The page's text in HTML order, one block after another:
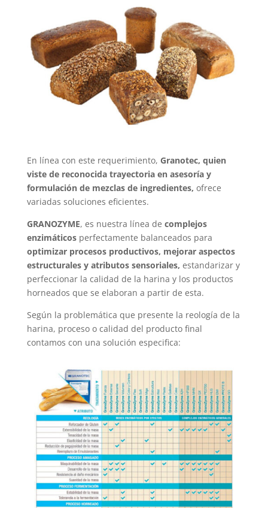
En línea con este requerimiento, Granotec, quien
viste de reconocida trayectoria en asesoría y
formulación de mezclas de ingredientes, ofrece
variadas soluciones eficientes.
GRANOZYME, es nuestra línea de complejos
enzimáticosperfectamente balanceados para
optimizar procesos productivos, mejorar aspectos
estructurales y atributos sensoriales, estandarizar y
perfeccionar la calidad de la harina y los productos
horneados que se elaboran a partir de esta.
Según la problemática que presente la reología de la
harina, proceso o calidad del producto final
contamos con una solución especifica: